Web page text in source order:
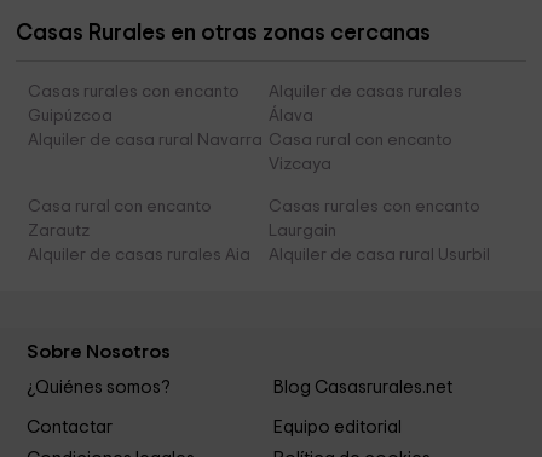
Casas Rurales en otras zonas cercanas
Casas rurales con encanto
Guipúzcoa
Alquiler de casas rurales
Álava
Alquiler de casa rural Navarra Casa rural con encanto
Vizcaya
Casa rural con encanto
Zarautz
Casas rurales con encanto
Laurgain
Alquiler de casas rurales Aia
Alquiler de casa rural Usurbil
Sobre Nosotros
¿Quiénes somos? Blog Casasrurales.net
Contactar
Equipo editorial